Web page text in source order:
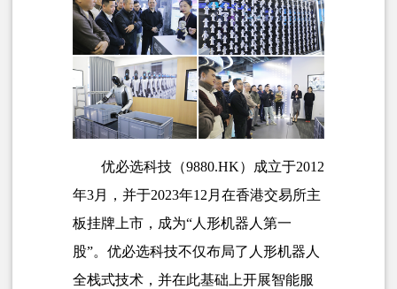
优必选科技（9880.HK）成立于2012
年3月，并于2023年12月在香港交易所主
板挂牌上市，成为“人形机器人第一
股”。优必选科技不仅布局了人形机器人
全栈式技术，并在此基础上开展智能服